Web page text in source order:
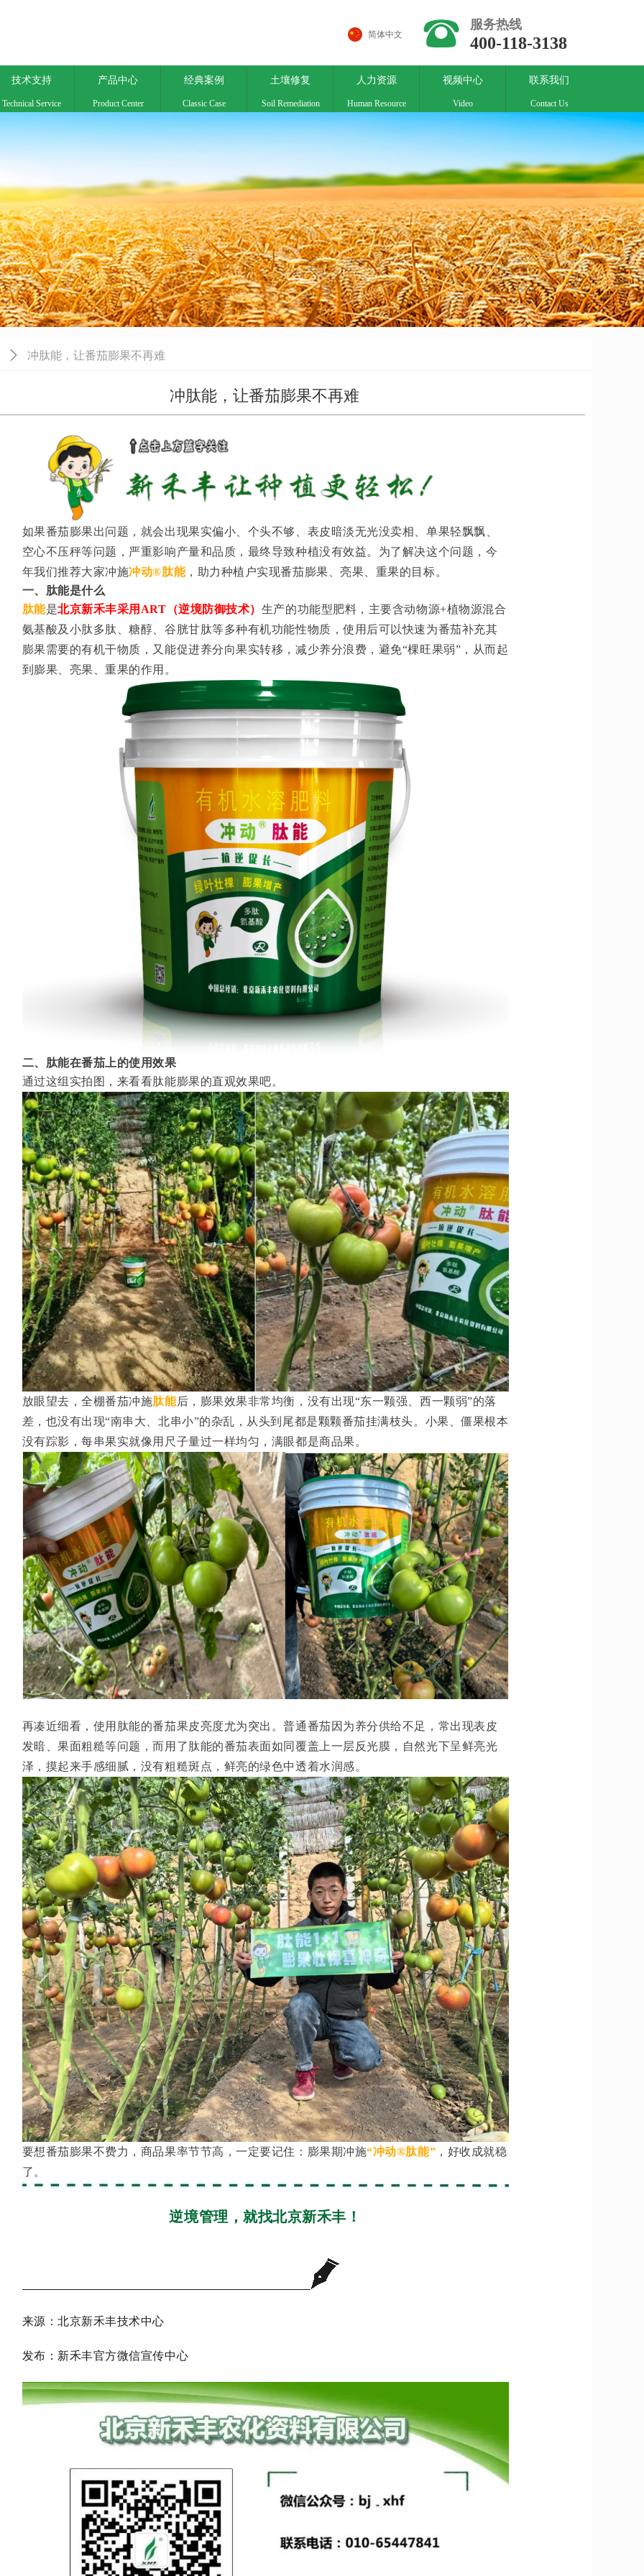
뀰 服务热线
400-118-3138
简体中文
技术支持 产品中心 经典案例 土壤修复 人力资源 视频中心 联系我们
Technical Service Product Center Classic Case Soil Remediation Human Resource Video Contact Us
ꄲ 冲肽能，让番茄膨果不再难
如果番茄膨果出问题，就会出现果实偏小、个头不够、表皮暗淡无光没卖相、单果轻飘飘、
空心不压秤等问题，严重影响产量和品质，最终导致种植没有效益。为了解决这个问题，今
年我们推荐大家冲施冲动®肽能，助力种植户实现番茄膨果、亮果、重果的目标。
一、肽能是什么
肽能是北京新禾丰采用ART（逆境防御技术） 生产的功能型肥料，主要含动物源+植物源混合
氨基酸及小肽多肽、糖醇、谷胱甘肽等多种有机功能性物质，使用后可以快速为番茄补充其
膨果需要的有机干物质，又能促进养分向果实转移，减少养分浪费，避免“棵旺果弱”，从而起
到膨果、亮果、重果的作用。
二、肽能在番茄上的使用效果
通过这组实拍图，来看看肽能膨果的直观效果吧。
放眼望去，全棚番茄冲施肽能后，膨果效果非常均衡，没有出现“东一颗强、西一颗弱”的落
差，也没有出现“南串大、北串小”的杂乱，从头到尾都是颗颗番茄挂满枝头。小果、僵果根本
没有踪影，每串果实就像用尺子量过一样均匀，满眼都是商品果。
再凑近细看，使用肽能的番茄果皮亮度尤为突出。普通番茄因为养分供给不足，常出现表皮
发暗、果面粗糙等问题，而用了肽能的番茄表面如同覆盖上一层反光膜，自然光下呈鲜亮光
泽，摸起来手感细腻，没有粗糙斑点，鲜亮的绿色中透着水润感。
要想番茄膨果不费力，商品果率节节高，一定要记住：膨果期冲施“冲动®肽能” ，好收成就稳
了。
逆境管理，就找北京新禾丰！
来源：北京新禾丰技术中心
发布：新禾丰官方微信宣传中心
冲肽能，让番茄膨果不再难